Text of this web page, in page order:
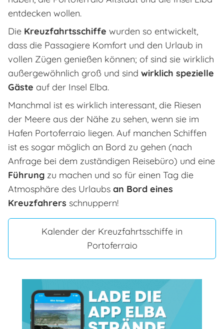
entdecken wollen.
Die Kreuzfahrtsschiffe wurden so entwickelt,
dass die Passagiere Komfort und den Urlaub in
vollen Zügen genießen können; of sind sie wirklich
außergewöhnlich groß und sind wirklich spezielle
Gäste auf der Insel Elba.
Manchmal ist es wirklich interessant, die Riesen
der Meere aus der Nähe zu sehen, wenn sie im
Hafen Portoferraio liegen. Auf manchen Schiffen
ist es sogar möglich an Bord zu gehen (nach
Anfrage bei dem zuständigen Reisebüro) und eine
Führung zu machen und so für einen Tag die
Atmosphäre des Urlaubs an Bord eines
Kreuzfahrers schnuppern!
Kalender der Kreuzfahrtsschiffe in
Portoferraio